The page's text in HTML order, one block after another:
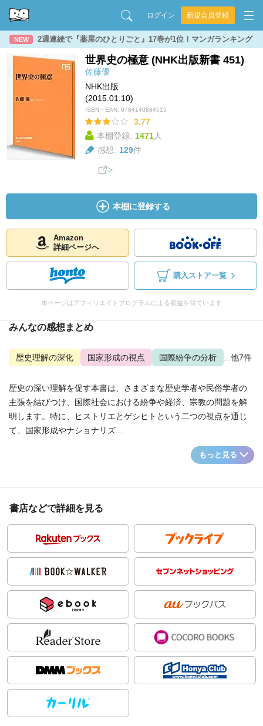
ログイン 新規会員登録
NEW 2週連続で『薬屋のひとりごと』17巻が1位！マンガランキング
世界史の極意 (NHK出版新書 451)
佐藤優
NHK出版
(2015.01.10)
ISBN・EAN: 9784140884515
3.77
本棚登録: 1471人
感想: 129件
本棚に登録する
Amazon
詳細ページへ
購入ストア一覧
本ページはアフィリエイトプログラムによる収益を得ています
みんなの感想まとめ
歴史理解の深化 国家形成の視点 国際紛争の分析 ...他7件
歴史の深い理解を促す本書は、さまざまな歴史学者や民俗学者の
主張を結びつけ、国際社会における紛争や経済、宗教の問題を解
明します。特に、ヒストリエとゲシヒトという二つの視点を通じ
て、国家形成やナショナリズ...
もっと見る
書店などで詳細を見る